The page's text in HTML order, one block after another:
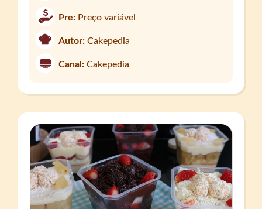
Pre: Preço variável
Autor: Cakepedia
Canal: Cakepedia